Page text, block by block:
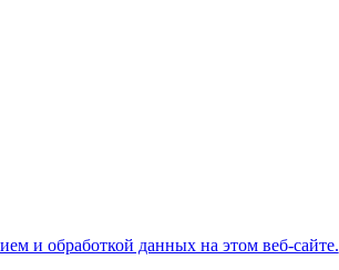
и обработкой данных на этом веб-сайте.